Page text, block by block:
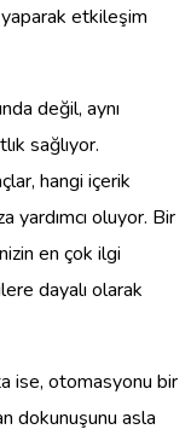
etkileşim
değil, aynı
sağlıyor.
hangi içerik
yardımcı oluyor. Bir
en çok ilgi
dayalı olarak
ise, otomasyonu bir
dokunuşunu asla